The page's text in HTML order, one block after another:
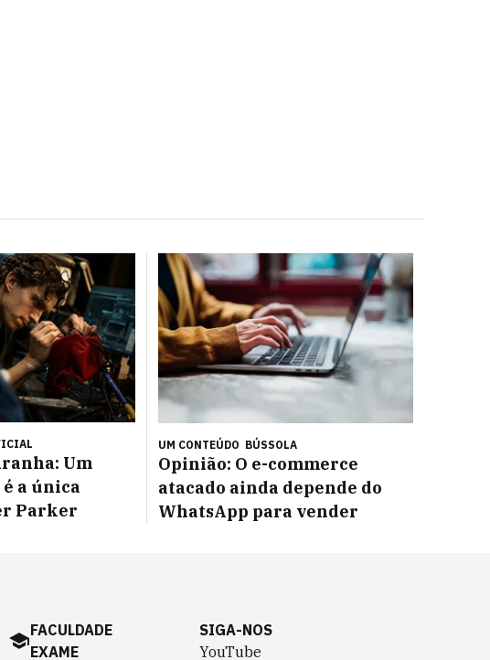
Um
é a única
Parker
UM CONTEÚDO BÚSSOLA
Opinião: O e-commerce
atacado ainda depende do
WhatsApp para vender
FACULDADE
EXAME
SIGA-NOS
YouTube